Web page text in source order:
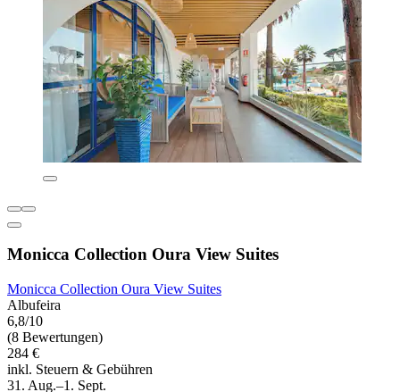
Monicca Collection Oura View Suites
Monicca Collection Oura View Suites
Albufeira
6,8/10
(8 Bewertungen)
284 €
inkl. Steuern & Gebühren
31. Aug.–1. Sept.